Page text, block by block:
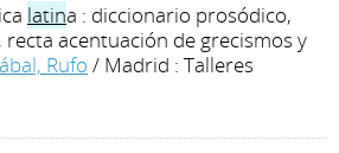
latina : diccionario prosódico,
acentuación de grecismos y
Rufo / Madrid : Talleres